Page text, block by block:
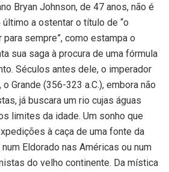
Bryan Johnson, de 47 anos, não é
a ostentar o título de “o
para sempre”, como estampa o
sua saga à procura de uma fórmula
Séculos antes dele, o imperador
Grande (356-323 a.C.), embora não
já buscara um rio cujas águas
limites da idade. Um sonho que
à caça de uma fonte da
Eldorado nas Américas ou num
do velho continente. Da mística